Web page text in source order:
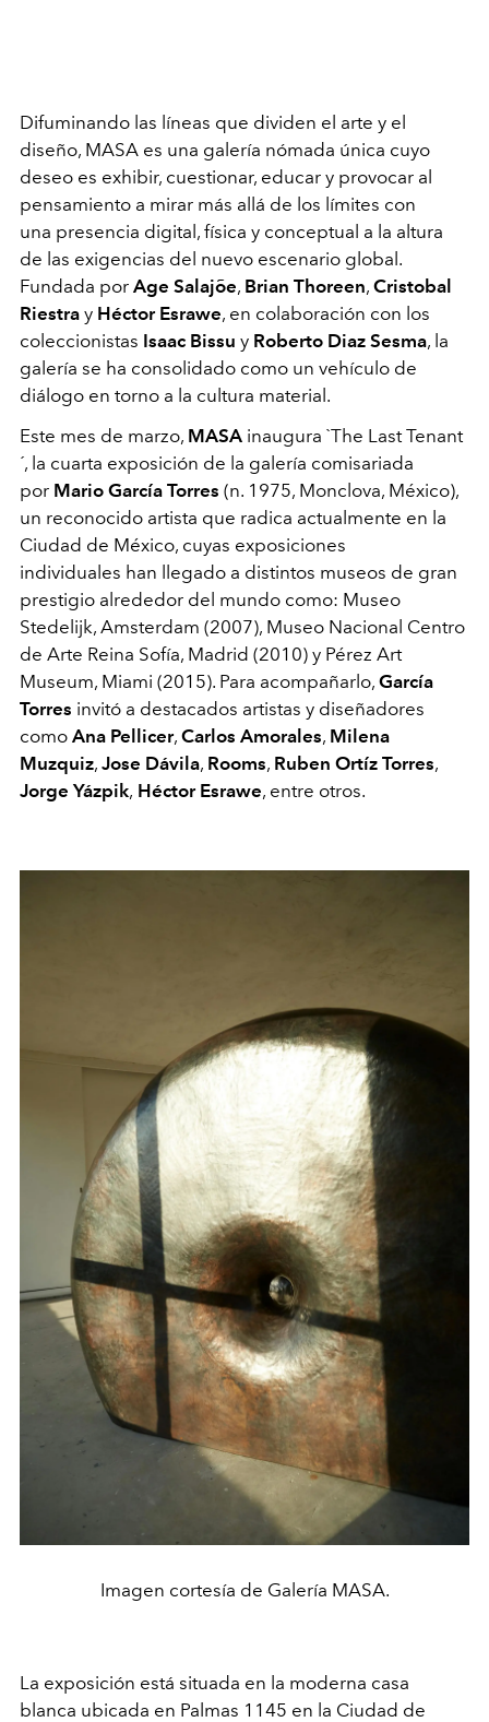
Difuminando las líneas que dividen el arte y el
diseño, MASA es una galería nómada única cuyo
deseo es exhibir, cuestionar, educar y provocar al
pensamiento a mirar más allá de los límites con
una presencia digital, física y conceptual a la altura
de las exigencias del nuevo escenario global.
Fundada por Age Salajõe, Brian Thoreen, Cristobal
Riestra y Héctor Esrawe, en colaboración con los
coleccionistas Isaac Bissu y Roberto Diaz Sesma, la
galería se ha consolidado como un vehículo de
diálogo en torno a la cultura material.
Este mes de marzo, MASA inaugura `The Last Tenant
´, la cuarta exposición de la galería comisariada
por Mario García Torres (n. 1975, Monclova, México),
un reconocido artista que radica actualmente en la
Ciudad de México, cuyas exposiciones
individuales han llegado a distintos museos de gran
prestigio alrededor del mundo como: Museo
Stedelijk, Amsterdam (2007), Museo Nacional Centro
de Arte Reina Sofía, Madrid (2010) y Pérez Art
Museum, Miami (2015). Para acompañarlo, García
Torres invitó a destacados artistas y diseñadores
como Ana Pellicer, Carlos Amorales, Milena
Muzquiz, Jose Dávila, Rooms, Ruben Ortíz Torres,
Jorge Yázpik, Héctor Esrawe, entre otros.
Imagen cortesía de Galería MASA.
La exposición está situada en la moderna casa
blanca ubicada en Palmas 1145 en la Ciudad de